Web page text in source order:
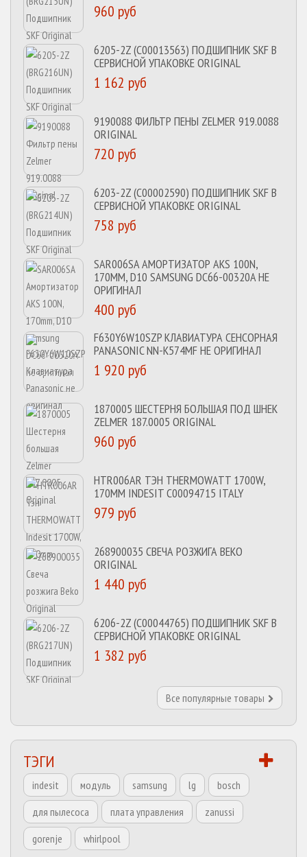
960 руб
6205-2Z (C00013563) ПОДШИПНИК SKF В
СЕРВИСНОЙ УПАКОВКЕ ORIGINAL
1 162 руб
9190088 ФИЛЬТР ПЕНЫ ZELMER 919.0088
ORIGINAL
720 руб
6203-2Z (C00002590) ПОДШИПНИК SKF В
СЕРВИСНОЙ УПАКОВКЕ ORIGINAL
758 руб
SAR006SA АМОРТИЗАТОР AKS 100N,
170MM, D10 SAMSUNG DC66-00320A НЕ
ОРИГИНАЛ
400 руб
F630Y6W10SZP КЛАВИАТУРА СЕНСОРНАЯ
PANASONIC NN-K574MF НЕ ОРИГИНАЛ
1 920 руб
1870005 ШЕСТЕРНЯ БОЛЬШАЯ ПОД ШНЕК
ZELMER 187.0005 ORIGINAL
960 руб
HTR006AR ТЭН THERMOWATT 1700W,
170MM INDESIT C00094715 ITALY
979 руб
268900035 СВЕЧА РОЗЖИГА BEKO
ORIGINAL
1 440 руб
6206-2Z (C00044765) ПОДШИПНИК SKF В
СЕРВИСНОЙ УПАКОВКЕ ORIGINAL
1 382 руб
Все популярные товары
ТЭГИ
indesit модуль samsung lg
bosch
для пылесоса
плата управления
zanussi
gorenje
whirlpool